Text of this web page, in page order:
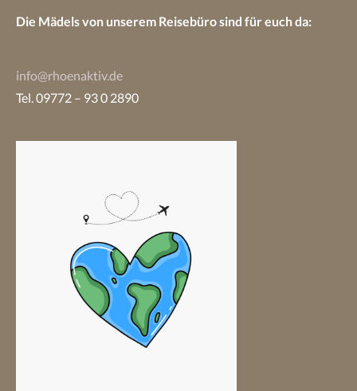
Die Mädels von unserem Reisebüro sind für euch da:
info@rhoenaktiv.de
Tel. 09772 – 93 0 2890